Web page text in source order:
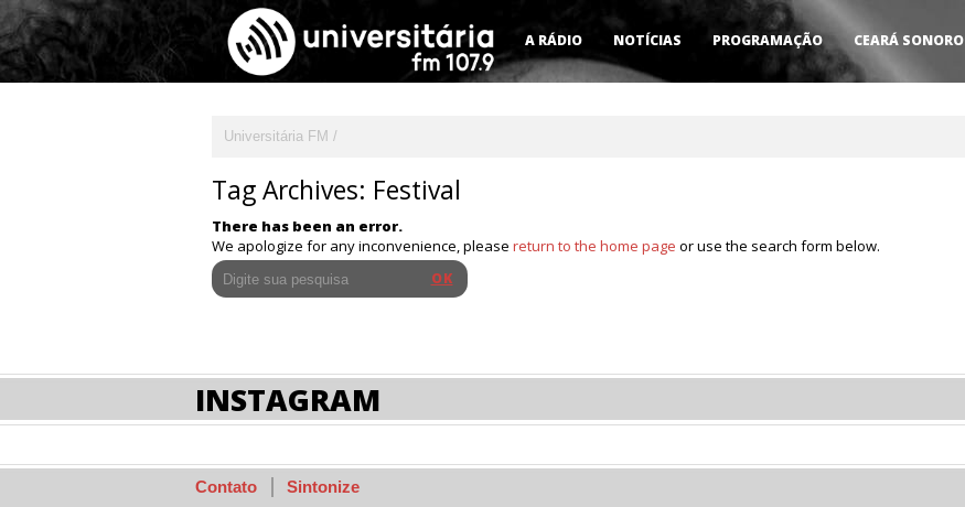
A RÁDIO NOTÍCIAS PROGRAMAÇÃO CEARÁ SONORO
Universitária FM
Tag Archives: Festival
There has been an error.
We apologize for any inconvenience, please return to the home page or use the search form below.
INSTAGRAM
Contato Sintonize